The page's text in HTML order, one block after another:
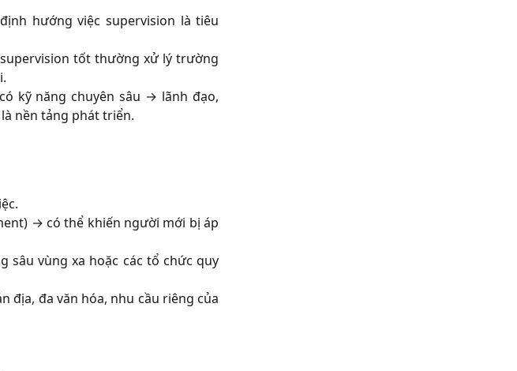
định hướng việc supervision là tiêu
tốt thường xử lý trường
kỹ năng chuyên sâu → lãnh đạo,
nền tảng phát triển.
→ có thể khiến người mới bị áp
sâu vùng xa hoặc các tổ chức quy
địa, đa văn hóa, nhu cầu riêng của